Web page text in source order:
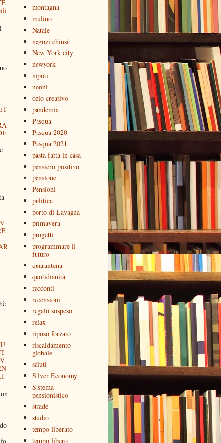
montagna
mulino
Natale
negozi chiusi
New York city
newyork
nipoti
nonni
ozio creativo
pandemia
Pasqua
Pasqua 2020
Pasqua 2021
pasta fatta in casa
pensiero positivo
pensione
Pensioni
politica
porto di Lavagna
primavera
progetti
programmare il
futuro
quarantena
quotidianità
racconti
recensioni
regalo sospeso
relax
riposo forzato
riscaldamento
globale
saluti
Silver Economy
Sistema
pensionistico
strade
studio
tempo liberato
tempo libero